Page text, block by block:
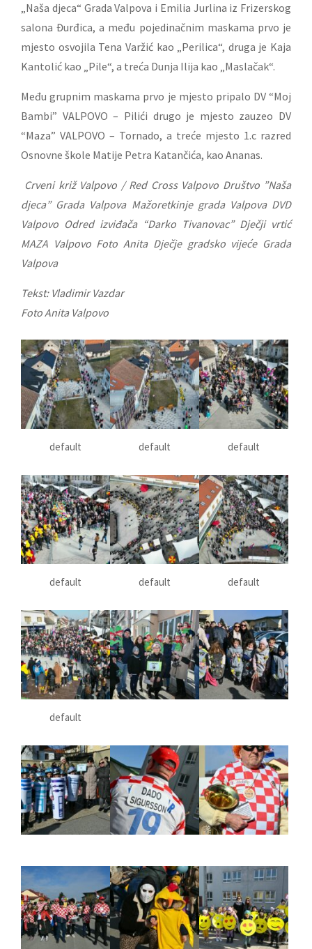
„Naša djeca“ Grada Valpova i Emilia Jurlina iz Frizerskog
salona Đurđica, a među pojedinačnim maskama prvo je
mjesto osvojila Tena Varžić kao „Perilica“, druga je Kaja
Kantolić kao „Pile“, a treća Dunja Ilija kao „Maslačak“.
Među grupnim maskama prvo je mjesto pripalo DV “Moj
Bambi” VALPOVO – Pilići drugo je mjesto zauzeo DV
“Maza” VALPOVO – Tornado, a treće mjesto 1.c razred
Osnovne škole Matije Petra Katančića, kao Ananas.
Crveni križ Valpovo / Red Cross Valpovo Društvo ”Naša
djeca” Grada Valpova Mažoretkinje grada Valpova DVD
Valpovo Odred izviđača “Darko Tivanovac” Dječji vrtić
MAZA Valpovo Foto Anita Dječje gradsko vijeće Grada
Valpova
Tekst: Vladimir Vazdar
Foto Anita Valpovo
default default default
default default default
default